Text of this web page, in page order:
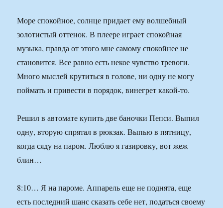
Море спокойное, солнце придает ему волшебный
золотистый оттенок. В плеере играет спокойная
музыка, правда от этого мне самому спокойнее не
становится. Все равно есть некое чувство тревоги.
Много мыслей крутиться в голове, ни одну не могу
поймать и привести в порядок, винегрет какой-то.
Решил в автомате купить две баночки Пепси. Выпил
одну, вторую спрятал в рюкзак. Выпью в пятницу,
когда сяду на паром. Люблю я газировку, вот жеж
блин…
8:10… Я на пароме. Аппарель еще не поднята, еще
есть последний шанс сказать себе нет, податься своему